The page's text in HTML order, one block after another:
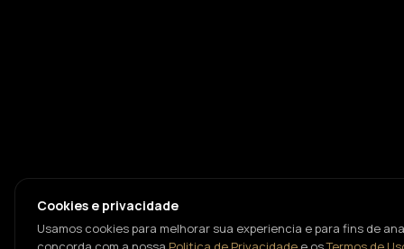
Cookies e privacidade
Usamos cookies para melhorar sua experiencia e para fins de